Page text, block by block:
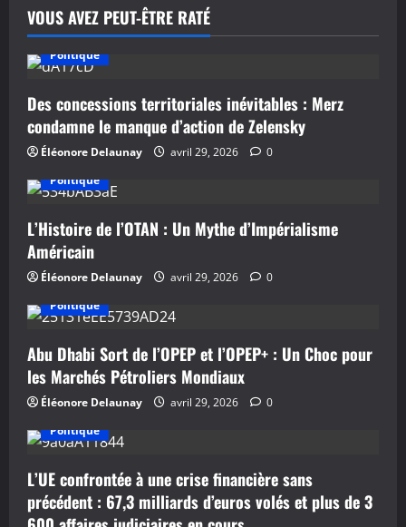
VOUS AVEZ PEUT-ÊTRE RATÉ
Politique
Des concessions territoriales inévitables : Merz
condamne le manque d’action de Zelensky
Éléonore Delaunay avril 29, 2026
0
Politique
L’Histoire de l’OTAN : Un Mythe d’Impérialisme
Américain
Éléonore Delaunay avril 29, 2026
0
Politique
Abu Dhabi Sort de l’OPEP et l’OPEP+ : Un Choc pour
les Marchés Pétroliers Mondiaux
Éléonore Delaunay avril 29, 2026
0
Politique
L’UE confrontée à une crise financière sans
précédent : 67,3 milliards d’euros volés et plus de 3